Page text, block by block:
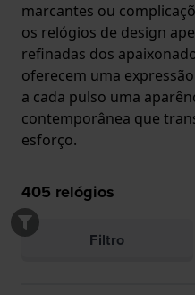
marcantes ou
os relógios de design
refinadas dos
oferecem uma
a cada pulso uma
contemporânea que
esforço.
405 relógios
Filtro